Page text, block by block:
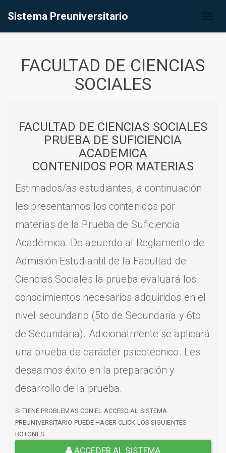
Sistema Preuniversitario
FACULTAD DE CIENCIAS
SOCIALES
FACULTAD DE CIENCIAS SOCIALES
PRUEBA DE SUFICIENCIA
ACADEMICA
CONTENIDOS POR MATERIAS
Estimados/as estudiantes, a continuación
les presentamos los contenidos por
materias de la Prueba de Suficiencia
Académica. De acuerdo al Reglamento de
Admisión Estudiantil de la Facultad de
Ciencias Sociales la prueba evaluará los
conocimientos necesarios adquiridos en el
nivel secundario (5to de Secundaria y 6to
de Secundaria). Adicionalmente se aplicará
una prueba de carácter psicotécnico. Les
deseamos éxito en la preparación y
desarrollo de la prueba.
SI TIENE PROBLEMAS CON EL ACCESO AL SISTEMA
PREUNIVERSITARIO PUEDE HACER CLICK LOS SIGUIENTES
BOTONES
ACCEDER AL SISTEMA